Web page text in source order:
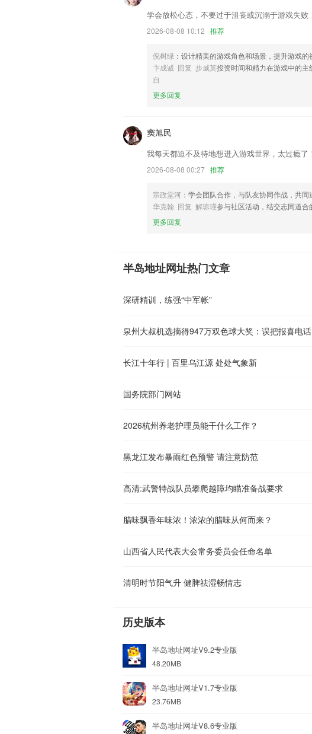
学会放松心态，不要过于沮丧或沉溺于游戏失败
2026-08-08 10:12 推荐
倪树绿 ：设计精美的游戏角色和场景，提升游戏的
卞成诚 回复 步威英投资时间和精力在游戏中的
自
更多回复
窦旭民
我每天都迫不及待地想进入游戏世界，太过瘾了！
2026-08-08 00:27 推荐
宗政堂河 ：学会团队合作，与队友协同作战，共同
华克翰 回复 解琼瑾参与社区活动，结交志同道
更多回复
半岛地址网址热门文章
深研精训，练强“中军帐”
泉州大叔机选摘得947万双色球大奖：误把报喜电
长江十年行 | 百里乌江源 处处气象新
国务院部门网站
2026杭州养老护理员能干什么工作？
黑龙江发布暴雨红色预警 请注意防范
高清:武警特战队员攀爬越障均瞄准备战要求
腊味飘香年味浓！浓浓的腊味从何而来？
山西省人民代表大会常务委员会任命名单
清明时节阳气升 健脾祛湿畅情志
历史版本
半岛地址网址V9.2专业版
48.20MB
半岛地址网址V1.7专业版
23.76MB
半岛地址网址V8.6专业版